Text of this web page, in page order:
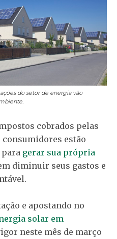
do setor de energia vão
cobrados pelas
estão
gerar sua própria
diminuir seus gastos e
e apostando no
solar em
neste mês de março